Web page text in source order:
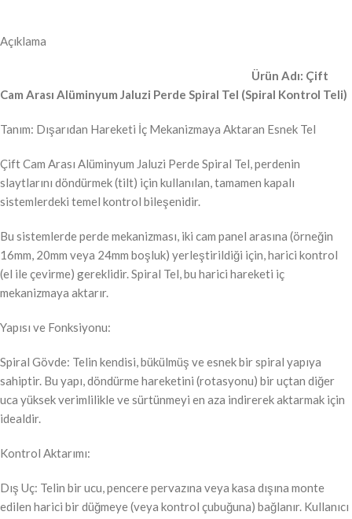
Açıklama
Ürün Adı: Çift
Cam Arası Alüminyum Jaluzi Perde Spiral Tel (Spiral Kontrol Teli)
Tanım: Dışarıdan Hareketi İç Mekanizmaya Aktaran Esnek Tel
Çift Cam Arası Alüminyum Jaluzi Perde Spiral Tel, perdenin
slaytlarını döndürmek (tilt) için kullanılan, tamamen kapalı
sistemlerdeki temel kontrol bileşenidir.
Bu sistemlerde perde mekanizması, iki cam panel arasına (örneğin
16mm, 20mm veya 24mm boşluk) yerleştirildiği için, harici kontrol
(el ile çevirme) gereklidir. Spiral Tel, bu harici hareketi iç
mekanizmaya aktarır.
Yapısı ve Fonksiyonu:
Spiral Gövde: Telin kendisi, bükülmüş ve esnek bir spiral yapıya
sahiptir. Bu yapı, döndürme hareketini (rotasyonu) bir uçtan diğer
uca yüksek verimlilikle ve sürtünmeyi en aza indirerek aktarmak için
idealdir.
Kontrol Aktarımı:
Dış Uç: Telin bir ucu, pencere pervazına veya kasa dışına monte
edilen harici bir düğmeye (veya kontrol çubuğuna) bağlanır. Kullanıcı